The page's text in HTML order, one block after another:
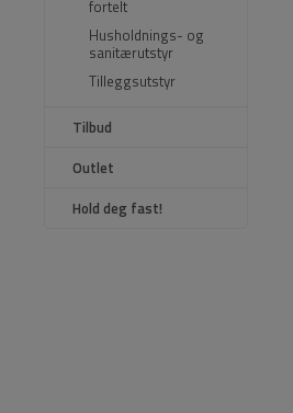
fortelt
Husholdnings- og
sanitærutstyr
Tilleggsutstyr
Tilbud
Outlet
Hold deg fast!